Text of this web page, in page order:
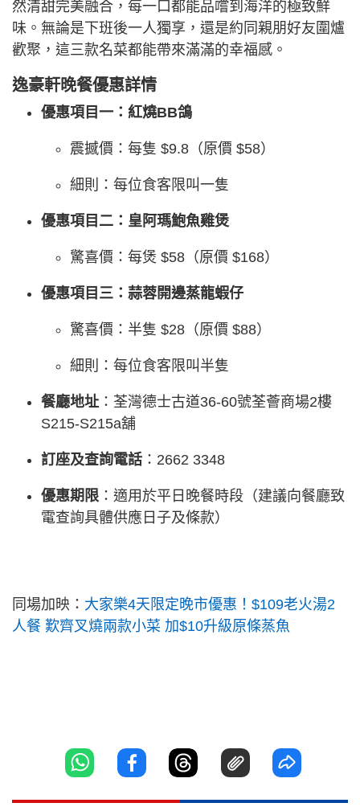
然清甜完美融合，每一口都能品嚐到海洋的極致鮮
味。無論是下班後一人獨享，還是約同親朋好友圍爐
歡聚，這三款名菜都能帶來滿滿的幸福感。
逸豪軒晚餐優惠詳情
優惠項目一：紅燒BB鴿
震撼價：每隻 $9.8（原價 $58）
細則：每位食客限叫一隻
優惠項目二：皇阿瑪鮑魚雞煲
驚喜價：每煲 $58（原價 $168）
優惠項目三：蒜蓉開邊蒸龍蝦仔
驚喜價：半隻 $28（原價 $88）
細則：每位食客限叫半隻
餐廳地址 ：荃灣德士古道36-60號荃薈商場2樓
S215-S215a舖
訂座及查詢電話 ：2662 3348
優惠期限 ：適用於平日晚餐時段（建議向餐廳致
電查詢具體供應日子及條款）
同場加映： 大家樂4天限定晚市優惠！$109老火湯2
人餐 歎齊叉燒兩款小菜 加$10升級原條蒸魚